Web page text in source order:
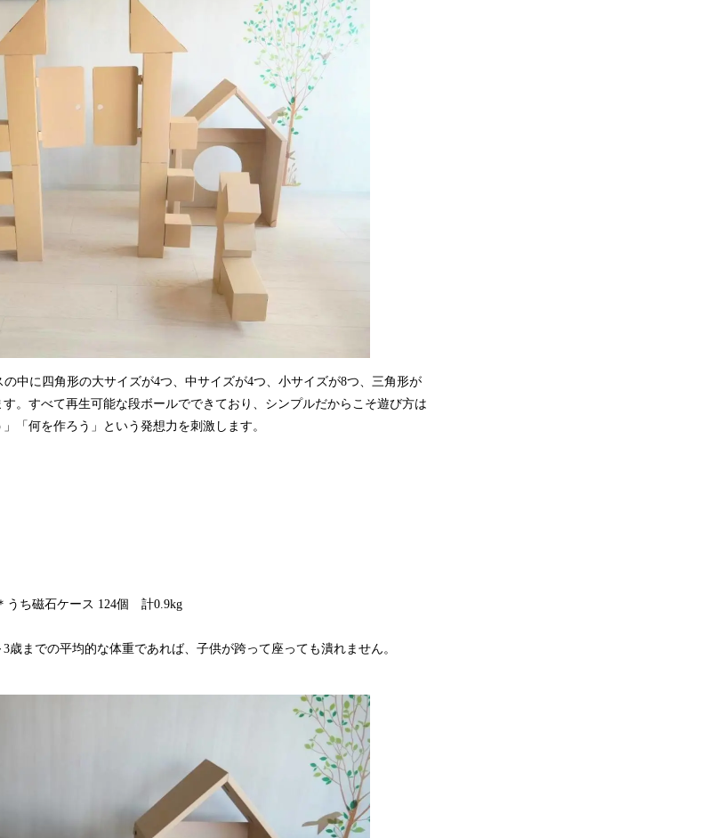
の中に四角形の大サイズが4つ、中サイズが4つ、小サイズが8つ、三角形が
。すべて再生可能な段ボールでできており、シンプルだからこそ遊び方は
「何を作ろう」という発想力を刺激します。
うち磁石ケース 124個 計0.9kg
歳までの平均的な体重であれば、子供が跨って座っても潰れません。